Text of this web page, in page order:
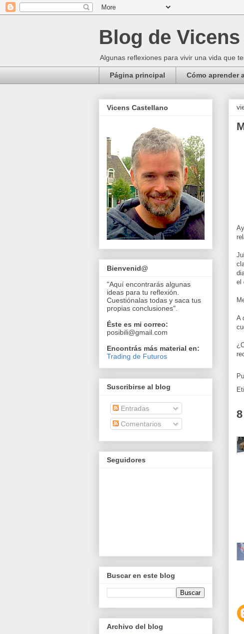
Blog de
Algunas reflexiones para vivir una vida que
Página principal Cómo aprender
el
A
Vicens Castellano
Bienvenid@
"Aquí encontrarás algunas
ideas para tu reflexión.
Cuestiónalas todas y saca tus
propias conclusiones".
Éste es mi correo:
posibili@gmail.com
Encontrás más material en:
Trading de Futuros
Suscribirse al blog
Entradas
Comentarios
Seguidores
Buscar en este blog
Archivo del blog